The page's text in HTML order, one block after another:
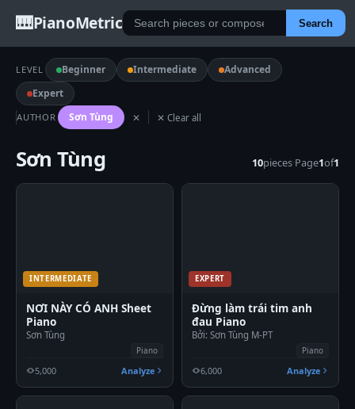
🎹PianoMetric Search
LEVEL Beginner Intermediate
Advanced
Expert
AUTHOR Sơn Tùng ✕ ✕ Clear all
Sơn Tùng 10pieces·Page1of1
INTERMEDIATE
NƠI NÀY CÓ ANH Sheet
Piano
Sơn Tùng
Piano
5,000 Analyze
EXPERT
Đừng làm trái tim anh
đau Piano
Bởi: Sơn Tùng M-PT
Piano
6,000 Analyze